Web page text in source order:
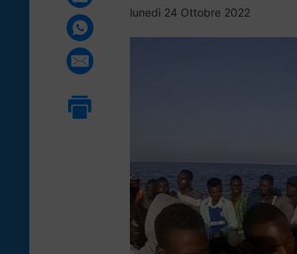
lunedì 24 Ottobre 2022